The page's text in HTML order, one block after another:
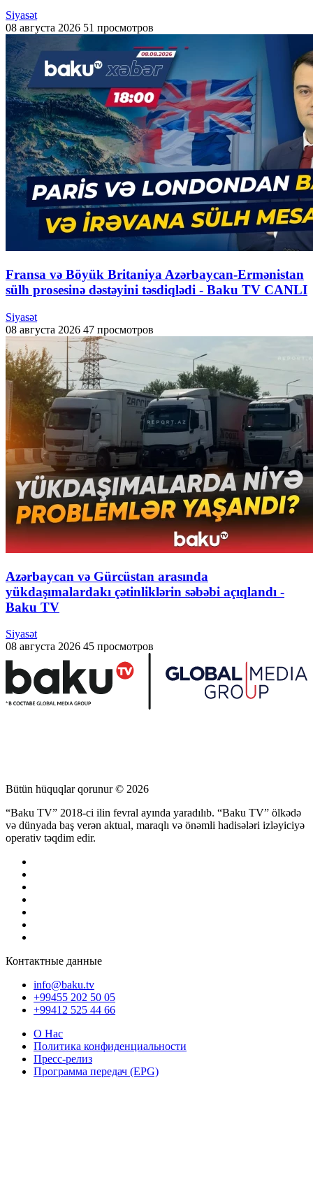
Siyasət
08 августа 2026 51 просмотров
Fransa və Böyük Britaniya Azərbaycan-Ermənistan
sülh prosesinə dəstəyini təsdiqlədi - Baku TV CANLI
Siyasət
08 августа 2026 47 просмотров
Azərbaycan və Gürcüstan arasında
yükdaşımalardakı çətinliklərin səbəbi açıqlandı -
Baku TV
Siyasət
08 августа 2026 45 просмотров
Bütün hüquqlar qorunur © 2026
“Baku TV” 2018-ci ilin fevral ayında yaradılıb. “Baku TV” ölkədə
və dünyada baş verən aktual, maraqlı və önəmli hadisələri izləyiciyə
operativ təqdim edir.
Контактные данные
info@baku.tv
+99455 202 50 05
+99412 525 44 66
О Нас
Политика конфиденциальности
Пресс-релиз
Программа передач (EPG)